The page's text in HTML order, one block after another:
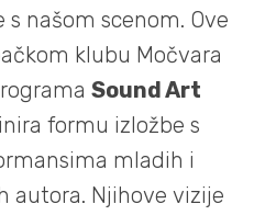
našom scenom. Ove
klubu Močvara
Sound Art
formu izložbe s
mladih i
autora. Njihove vizije